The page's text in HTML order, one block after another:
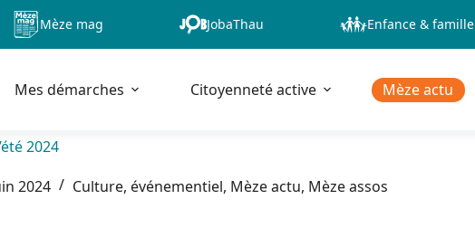
Mèze mag JobaThau Enfance & famille
Mes démarches Citoyenneté active Mèze actu
2024
2024
Culture, événementiel, Mèze actu, Mèze assos